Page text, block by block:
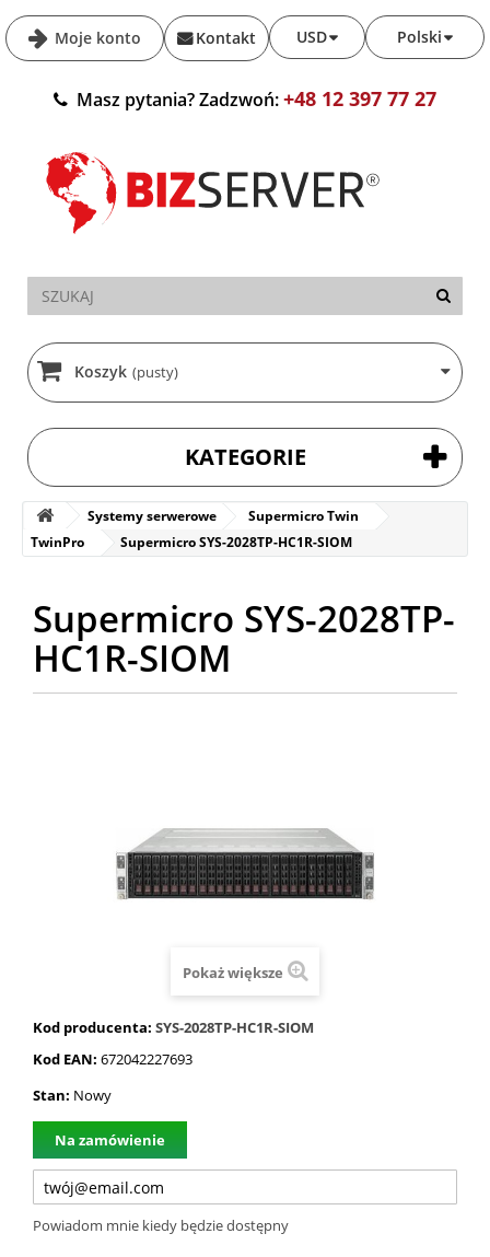
Moje konto Polski
USD
Kontakt
Masz pytania? Zadzwoń:+48 12 397 77 27
Koszyk (pusty)
KATEGORIE
Systemy serwerowe
Supermicro Twin
TwinPro
Supermicro SYS-2028TP-HC1R-SIOM
Supermicro SYS-2028TP-
HC1R-SIOM
Pokaż większe
Kod producenta: SYS-2028TP-HC1R-SIOM
Kod EAN: 672042227693
Stan: Nowy
Na zamówienie
Powiadom mnie kiedy będzie dostępny